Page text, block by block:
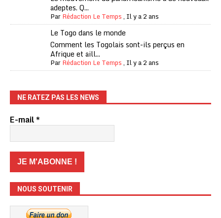
adeptes. Q...
ParRédaction Le Temps, Il y a 2 ans
Le Togo dans le monde
Comment les Togolais sont-ils perçus en
Afrique et aill...
ParRédaction Le Temps, Il y a 2 ans
NE RATEZ PAS LES NEWS
E-mail*
NOUS SOUTENIR